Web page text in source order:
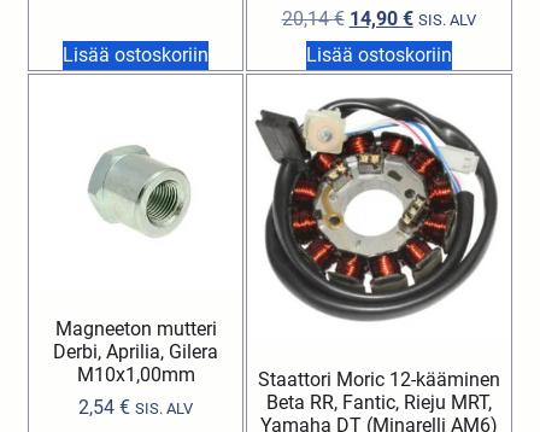
Lisää ostoskoriin
20,14€ 14,90 € SIS. ALV
Lisää ostoskoriin
Magneeton mutteri
Derbi, Aprilia, Gilera
M10x1,00mm
2,54 € SIS. ALV
Staattori Moric 12-kääminen
Beta RR, Fantic, Rieju MRT,
Yamaha DT (Minarelli AM6)